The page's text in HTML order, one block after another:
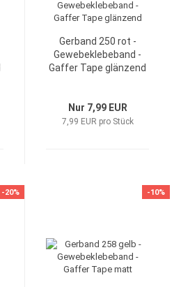
Gerband 250 rot -
Gewebeklebeband -
Gaffer Tape glänzend
Nur 7,99 EUR
7,99 EUR pro Stück
-20% -10%